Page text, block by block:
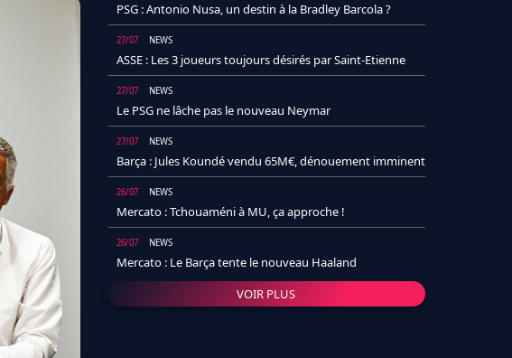
PSG : Antonio Nusa, un destin à la Bradley Barcola ?
27/07 NEWS
ASSE : Les 3 joueurs toujours désirés par Saint-Etienne
27/07 NEWS
Le PSG ne lâche pas le nouveau Neymar
27/07 NEWS
Barça : Jules Koundé vendu 65M€, dénouement imminent
26/07 NEWS
Mercato : Tchouaméni à MU, ça approche !
26/07 NEWS
Mercato : Le Barça tente le nouveau Haaland
VOIR PLUS